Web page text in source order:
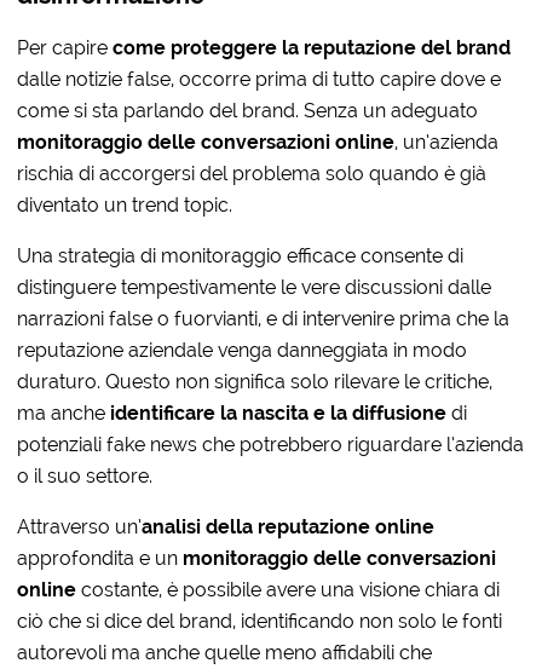
Per capirecome proteggere la reputazione del brand
dalle notizie false, occorre prima di tutto capire dove e
come si sta parlando del brand. Senza un adeguato
monitoraggio delle conversazioni online, un’azienda
rischia di accorgersi del problema solo quando è già
diventato un trend topic.
Una strategia di monitoraggio efficace consente di
distinguere tempestivamente le vere discussioni dalle
narrazioni false o fuorvianti, e di intervenire prima che la
reputazione aziendale venga danneggiata in modo
duraturo. Questo non significa solo rilevare le critiche,
ma anche identificare la nascita e la diffusione di
potenziali fake news che potrebbero riguardare l’azienda
o il suo settore.
Attraverso un’analisi della reputazione online
approfondita e un monitoraggio delle conversazioni
online costante, è possibile avere una visione chiara di
ciò che si dice del brand, identificando non solo le fonti
autorevoli ma anche quelle meno affidabili che